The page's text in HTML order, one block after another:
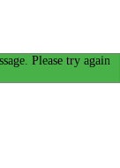
Please try again